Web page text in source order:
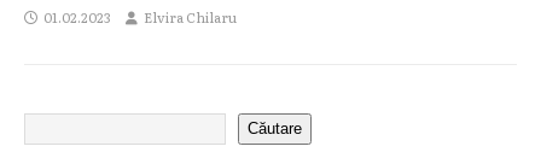
01.02.2023 Elvira Chilaru
Căutare